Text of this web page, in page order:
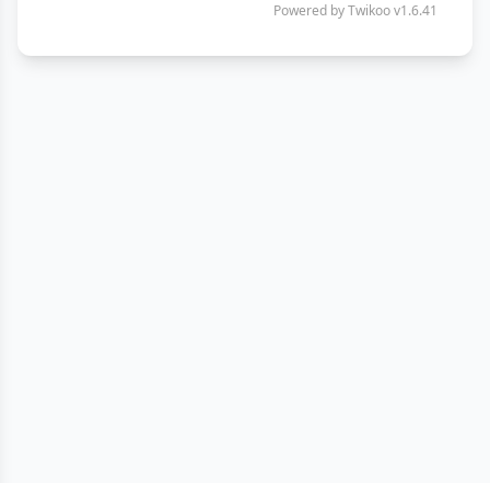
Powered byTwikoov1.6.41